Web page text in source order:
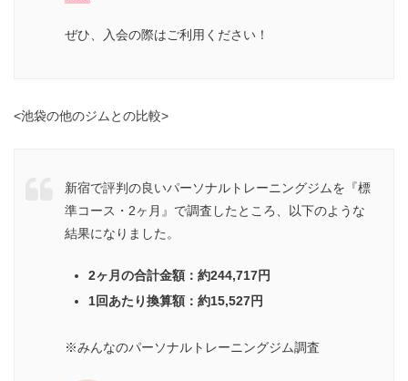
ぜひ、入会の際はご利用ください！
<池袋の他のジムとの比較>
新宿で評判の良いパーソナルトレーニングジムを『標
準コース・2ヶ月』で調査したところ、以下のような
結果になりました。
2ヶ月の合計金額：約244,717円
1回あたり換算額：約15,527円
※みんなのパーソナルトレーニングジム調査